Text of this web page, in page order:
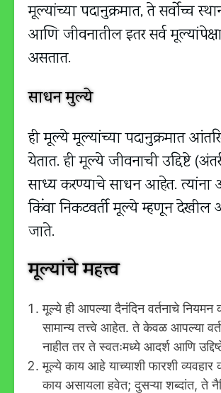
मूल्यांच्या पदानुक्रमात, ते सर्वोच्च
आणि जीवनातील इतर सर्व मूल्यांपेक्षा
असतात.
साधन मुल्ये
ही मूल्ये मूल्यांच्या पदानुक्रमात
येतात. ही मूल्ये जीवनाची उद्दिष्टे
साध्य करण्याचे साधन आहेत.
किंवा निकटवर्ती मूल्ये म्हणून
जाते.
मूल्यांचे महत्त्व
मूल्ये ही आपल्या दैनंदिन वर्तनाचे नियमन
सामान्य तत्त्वे आहेत. ते केवळ आपल्या
नाहीत तर ते स्वतःमध्ये आदर्श आणि
मूल्ये काय आहे याच्याशी फारशी व्यवहार
काय असायला हवेत; दुसऱ्या शब्दांत, ते